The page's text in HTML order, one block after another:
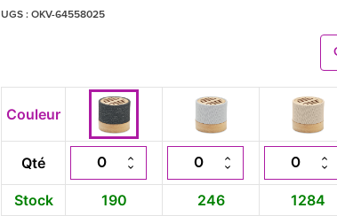
UGS : OKV-64558025
Couleur
Qté
Stock 190 246 1284